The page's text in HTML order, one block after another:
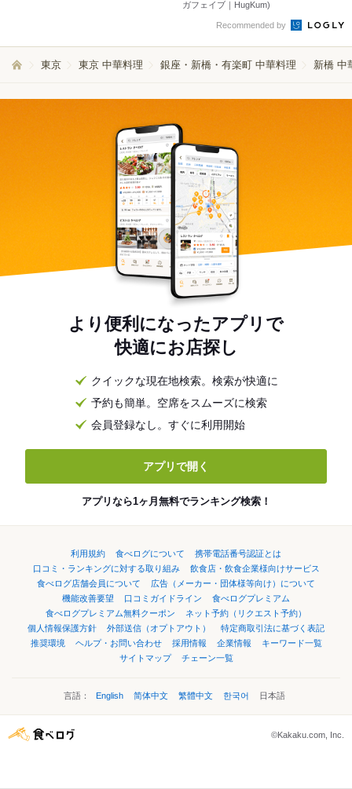
ガフェイブ｜HugKum)
Recommended by
東京 東京 中華料理 銀座・新橋・有楽町 中華料理 新橋 中
より便利になったアプリで
快適にお店探し
クイックな現在地検索。検索が快適に
予約も簡単。空席をスムーズに検索
会員登録なし。すぐに利用開始
アプリで開く
アプリなら1ヶ月無料でランキング検索！
利用規約 食べログについて
携帯電話番号認証とは
口コミ・ランキングに対する取り組み
飲食店・飲食企業様向けサービス
食べログ店舗会員について
広告（メーカー・団体様等向け）について
機能改善要望
口コミガイドライン
食べログプレミアム
食べログプレミアム無料クーポン
ネット予約（リクエスト予約）
個人情報保護方針
外部送信（オプトアウト）
特定商取引法に基づく表記
推奨環境
ヘルプ・お問い合わせ 採用情報 企業情報
キーワード一覧
サイトマップ
チェーン一覧
言語： English 简体中文 繁體中文 한국어 日本語
©Kakaku.com, Inc.